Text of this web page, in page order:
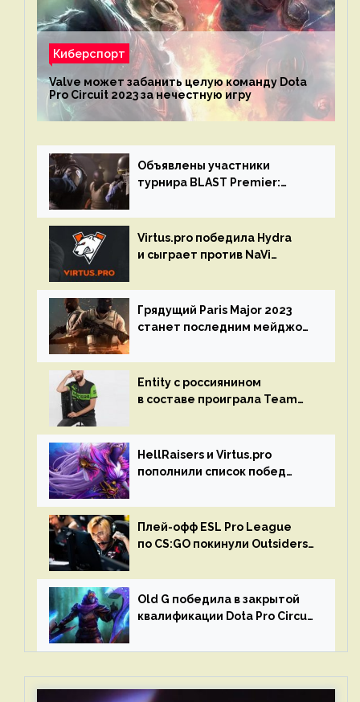
Киберспорт
Valve может забанить целую команду Dota
Pro Circuit 2023 за нечестную игру
Объявлены участники
турнира BLAST Premier:
Virtus.pro победила Hydra
и сыграет против NaVi
Грядущий Paris Major 2023
станет последним мейджор-
Entity с россиянином
в составе проиграла Team
HellRaisers и Virtus.pro
пополнили список побед
Плей-офф ESL Pro League
по CS:GO покинули Outsiders
Old G победила в закрытой
квалификации Dota Pro Circuit